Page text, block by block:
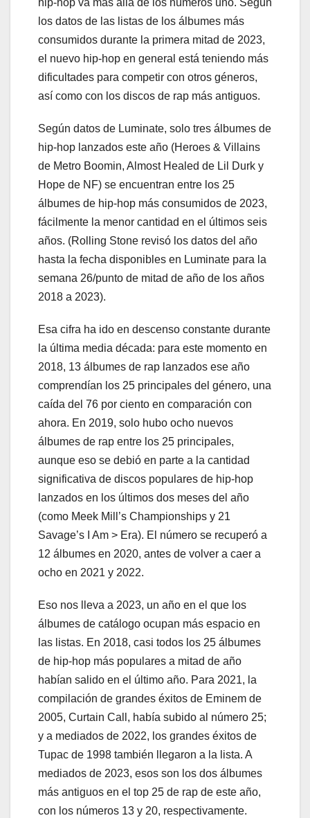
hip-hop va más allá de los números uno. Según
los datos de las listas de los álbumes más
consumidos durante la primera mitad de 2023,
el nuevo hip-hop en general está teniendo más
dificultades para competir con otros géneros,
así como con los discos de rap más antiguos.
Según datos de Luminate, solo tres álbumes de
hip-hop lanzados este año (Heroes & Villains
de Metro Boomin, Almost Healed de Lil Durk y
Hope de NF) se encuentran entre los 25
álbumes de hip-hop más consumidos de 2023,
fácilmente la menor cantidad en el últimos seis
años. (Rolling Stone revisó los datos del año
hasta la fecha disponibles en Luminate para la
semana 26/punto de mitad de año de los años
2018 a 2023).
Esa cifra ha ido en descenso constante durante
la última media década: para este momento en
2018, 13 álbumes de rap lanzados ese año
comprendían los 25 principales del género, una
caída del 76 por ciento en comparación con
ahora. En 2019, solo hubo ocho nuevos
álbumes de rap entre los 25 principales,
aunque eso se debió en parte a la cantidad
significativa de discos populares de hip-hop
lanzados en los últimos dos meses del año
(como Meek Mill’s Championships y 21
Savage’s I Am > Era). El número se recuperó a
12 álbumes en 2020, antes de volver a caer a
ocho en 2021 y 2022.
Eso nos lleva a 2023, un año en el que los
álbumes de catálogo ocupan más espacio en
las listas. En 2018, casi todos los 25 álbumes
de hip-hop más populares a mitad de año
habían salido en el último año. Para 2021, la
compilación de grandes éxitos de Eminem de
2005, Curtain Call, había subido al número 25;
y a mediados de 2022, los grandes éxitos de
Tupac de 1998 también llegaron a la lista. A
mediados de 2023, esos son los dos álbumes
más antiguos en el top 25 de rap de este año,
con los números 13 y 20, respectivamente.